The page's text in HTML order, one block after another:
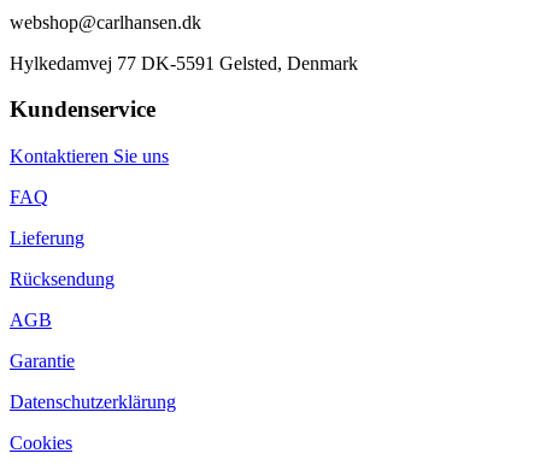
webshop@carlhansen.dk
Hylkedamvej 77 DK-5591 Gelsted, Denmark
Kundenservice
Kontaktieren Sie uns
FAQ
Lieferung
Rücksendung
AGB
Garantie
Datenschutzerklärung
Cookies